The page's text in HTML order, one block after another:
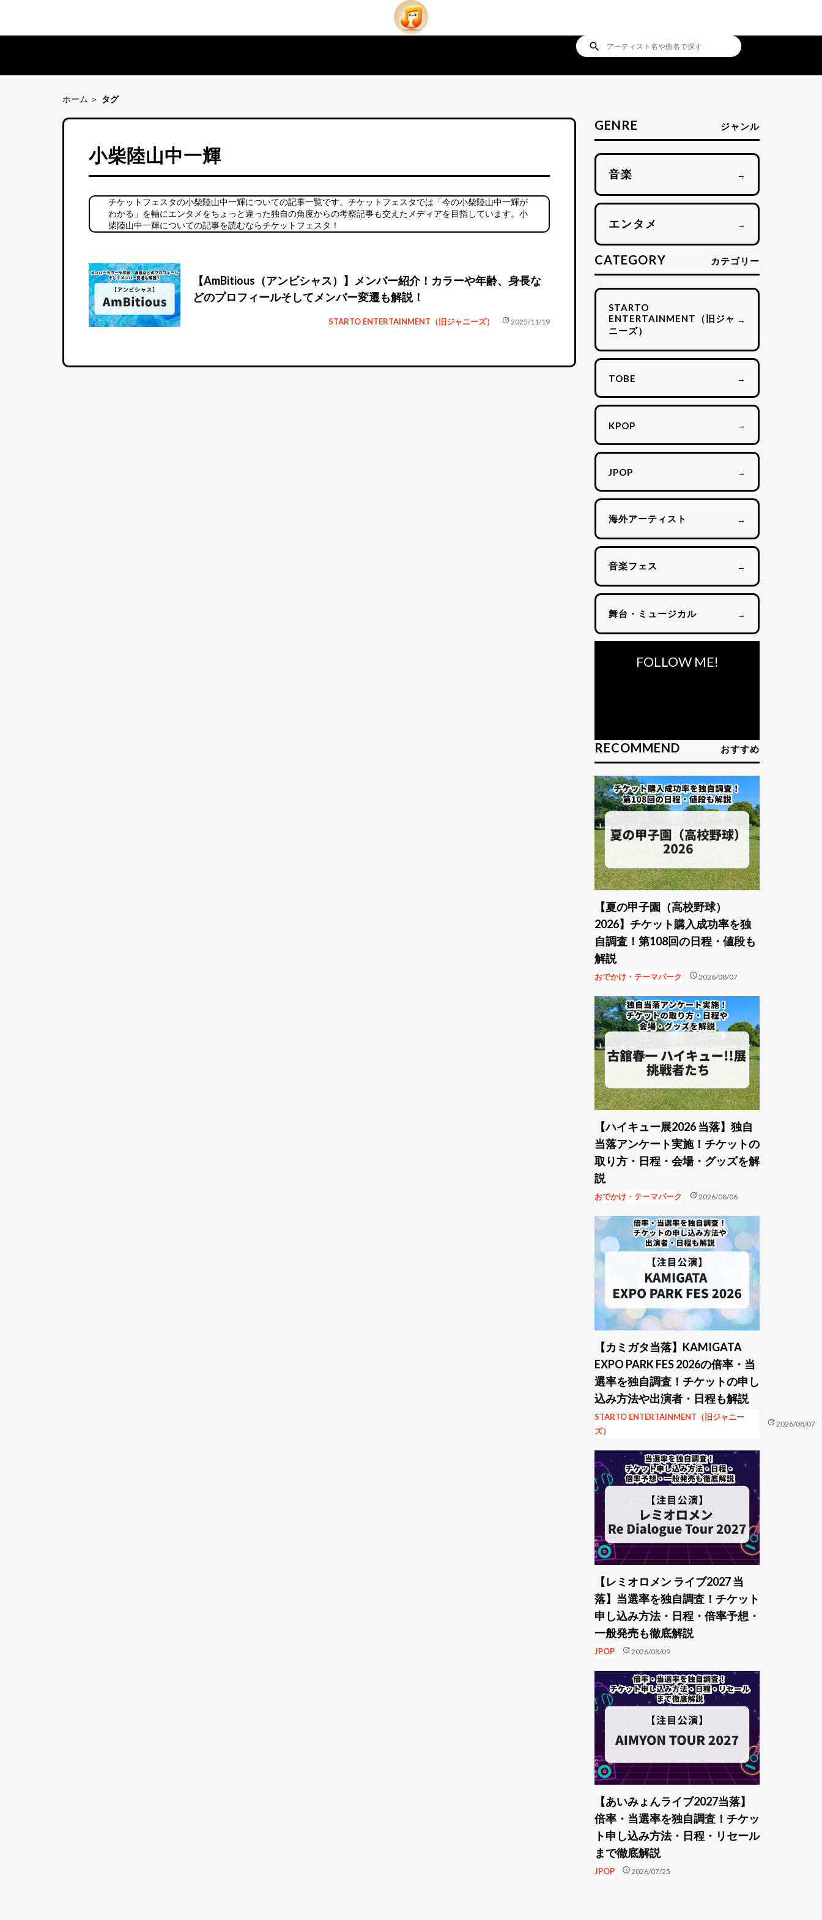
search
ホーム タグ
小柴陸山中一輝
チケットフェスタの小柴陸山中一輝についての記事一覧です。チケットフェスタでは「今の小柴陸山中一輝が
わかる」を軸にエンタメをちょっと違った独自の角度からの考察記事も交えたメディアを目指しています。小
柴陸山中一輝についての記事を読むならチケットフェスタ！
【AmBitious（アンビシャス）】メンバー紹介！カラーや年齢、身長な
どのプロフィールそしてメンバー変遷も解説！
STARTO ENTERTAINMENT（旧ジャニーズ） update2025/11/19
GENRE ジャンル
音楽 →
エンタメ →
CATEGORY カテゴリー
STARTO
ENTERTAINMENT（旧ジャ
ニーズ）
→
TOBE →
KPOP →
JPOP →
海外アーティスト →
音楽フェス →
舞台・ミュージカル →
FOLLOW ME!
RECOMMEND おすすめ
【夏の甲子園（高校野球）
2026】チケット購入成功率を独
自調査！第108回の日程・値段も
解説
おでかけ・テーマパーク schedule2026/08/07
【ハイキュー展2026 当落】独自
当落アンケート実施！チケットの
取り方・日程・会場・グッズを解
説
おでかけ・テーマパーク update2026/08/06
【カミガタ当落】KAMIGATA
EXPO PARK FES 2026の倍率・当
選率を独自調査！チケットの申し
込み方法や出演者・日程も解説
STARTO ENTERTAINMENT（旧ジャニー
ズ）
update2026/08/07
【レミオロメン ライブ2027 当
落】当選率を独自調査！チケット
申し込み方法・日程・倍率予想・
一般発売も徹底解説
JPOP update2026/08/09
【あいみょんライブ2027当落】
倍率・当選率を独自調査！チケッ
ト申し込み方法・日程・リセール
まで徹底解説
JPOP schedule2026/07/25